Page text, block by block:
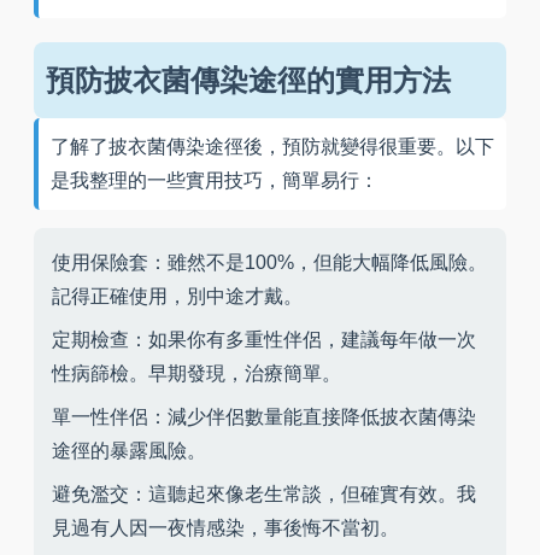
預防披衣菌傳染途徑的實用方法
了解了披衣菌傳染途徑後，預防就變得很重要。以下
是我整理的一些實用技巧，簡單易行：
使用保險套：雖然不是100%，但能大幅降低風險。
記得正確使用，別中途才戴。
定期檢查：如果你有多重性伴侶，建議每年做一次
性病篩檢。早期發現，治療簡單。
單一性伴侶：減少伴侶數量能直接降低披衣菌傳染
途徑的暴露風險。
避免濫交：這聽起來像老生常談，但確實有效。我
見過有人因一夜情感染，事後悔不當初。